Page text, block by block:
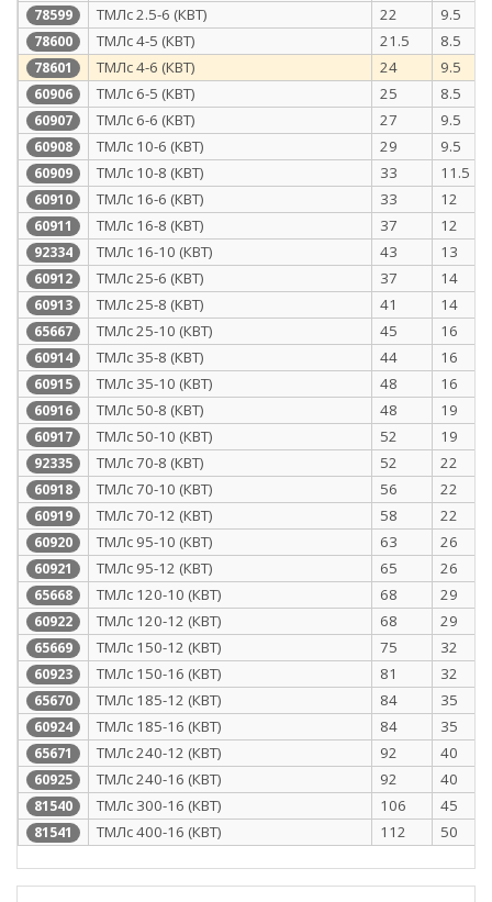
78599 ТМЛс 2.5-6 (КВТ) 22 9.5
78600 ТМЛс 4-5 (КВТ) 21.5 8.5
78601 ТМЛс 4-6 (КВТ) 24 9.5
60906 ТМЛс 6-5 (КВТ) 25 8.5
60907 ТМЛс 6-6 (КВТ) 27 9.5
60908 ТМЛс 10-6 (КВТ) 29 9.5
60909 ТМЛс 10-8 (КВТ) 33 11.5
60910 ТМЛс 16-6 (КВТ) 33 12
60911 ТМЛс 16-8 (КВТ) 37 12
92334 ТМЛс 16-10 (КВТ) 43 13
60912 ТМЛс 25-6 (КВТ) 37 14
60913 ТМЛс 25-8 (КВТ) 41 14
65667 ТМЛс 25-10 (КВТ) 45 16
60914 ТМЛс 35-8 (КВТ) 44 16
60915 ТМЛс 35-10 (КВТ) 48 16
60916 ТМЛс 50-8 (КВТ) 48 19
60917 ТМЛс 50-10 (КВТ) 52 19
92335 ТМЛс 70-8 (КВТ) 52 22
60918 ТМЛс 70-10 (КВТ) 56 22
60919 ТМЛс 70-12 (КВТ) 58 22
60920 ТМЛс 95-10 (КВТ) 63 26
60921 ТМЛс 95-12 (КВТ) 65 26
65668 ТМЛс 120-10 (КВТ) 68 29
60922 ТМЛс 120-12 (КВТ) 68 29
65669 ТМЛс 150-12 (КВТ) 75 32
60923 ТМЛс 150-16 (КВТ) 81 32
65670 ТМЛс 185-12 (КВТ) 84 35
60924 ТМЛс 185-16 (КВТ) 84 35
65671 ТМЛс 240-12 (КВТ) 92 40
60925 ТМЛс 240-16 (КВТ) 92 40
81540 ТМЛс 300-16 (КВТ) 106 45
81541 ТМЛс 400-16 (КВТ) 112 50